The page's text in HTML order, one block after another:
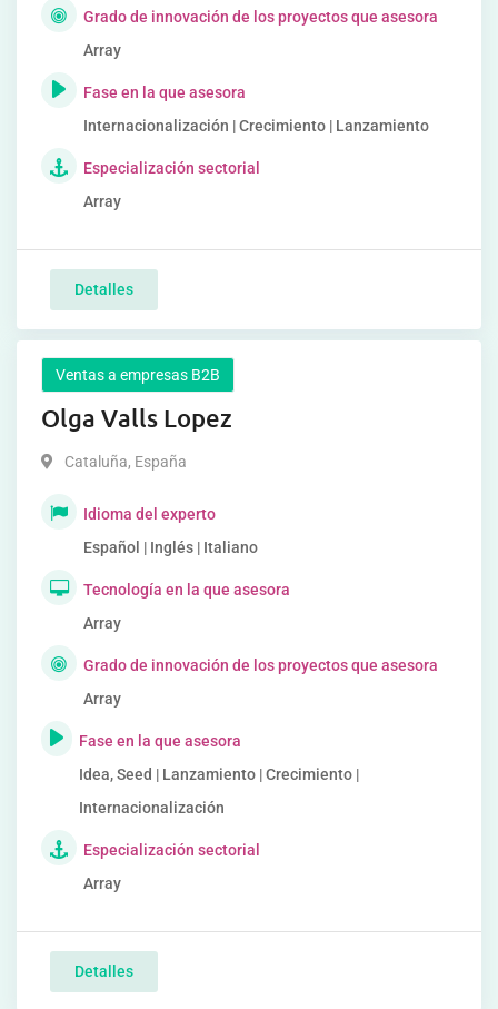
Grado de innovación de los proyectos que asesora
Array
Fase en la que asesora
Internacionalización | Crecimiento | Lanzamiento
Especialización sectorial
Array
Detalles
Ventas a empresas B2B
Olga Valls Lopez
Cataluña, España
Idioma del experto
Español | Inglés | Italiano
Tecnología en la que asesora
Array
Grado de innovación de los proyectos que asesora
Array
Fase en la que asesora
Idea, Seed | Lanzamiento | Crecimiento |
Internacionalización
Especialización sectorial
Array
Detalles